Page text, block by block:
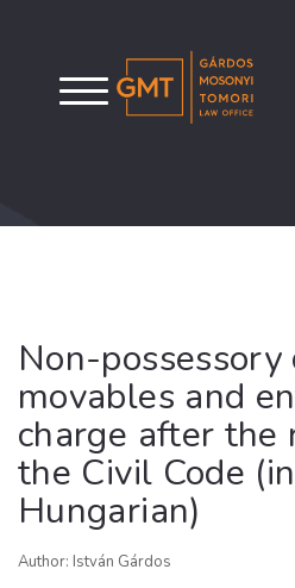
Non-possessory
movables and
charge after the
the Civil Code (in
Hungarian)
Author: István Gárdos